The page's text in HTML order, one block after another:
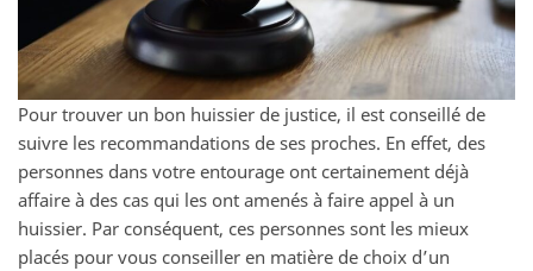
Pour trouver un bon huissier de justice, il est conseillé de
suivre les recommandations de ses proches. En effet, des
personnes dans votre entourage ont certainement déjà
affaire à des cas qui les ont amenés à faire appel à un
huissier. Par conséquent, ces personnes sont les mieux
placés pour vous conseiller en matière de choix d’un